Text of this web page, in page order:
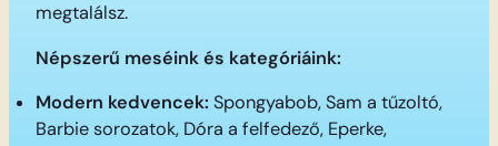
megtalálsz.
Népszerű meséink és kategóriáink:
Modern kedvencek: Spongyabob, Sam a tűzoltó,
Barbie sorozatok, Dóra a felfedező, Eperke,